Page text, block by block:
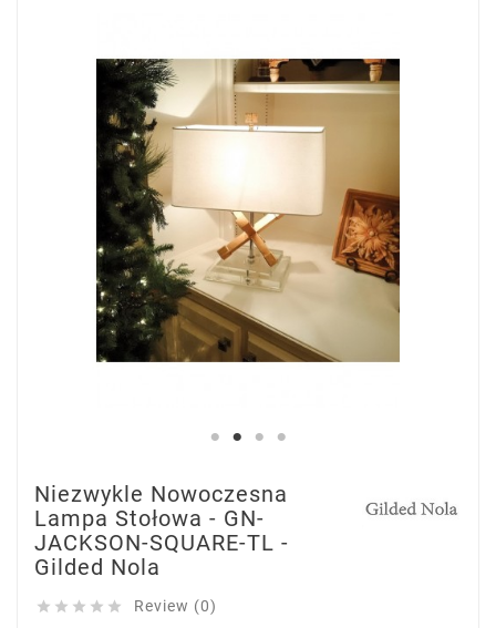
Niezwykle Nowoczesna
Lampa Stołowa - GN-
JACKSON-SQUARE-TL -
Gilded Nola
     Review (0)